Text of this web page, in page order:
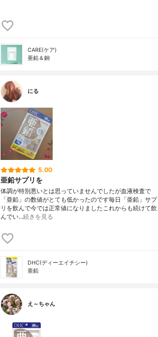
CARE(ケア)
亜鉛＆銅
にる
5.00
亜鉛サプリを
体調が特別悪いとは思っていませんでしたが血液検査で
「亜鉛」の数値がとても低かったのです毎日「亜鉛」サプ
リを飲んで今では正常値になりましたこれからも続けて飲
んでい…続きを見る
DHC(ディーエイチシー)
亜鉛
え～ちゃん